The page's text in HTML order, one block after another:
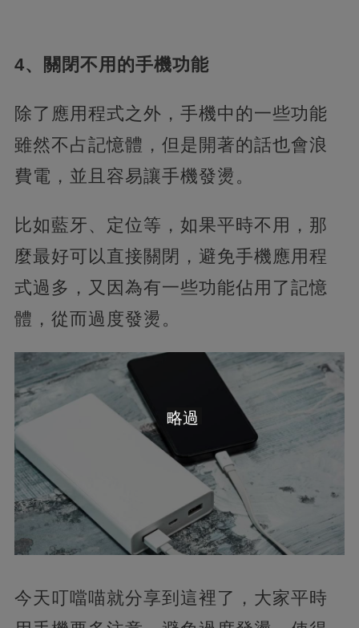
4、關閉不用的手機功能
除了應用程式之外，手機中的一些功能
雖然不占記憶體，但是開著的話也會浪
費電，並且容易讓手機發燙。
比如藍牙、定位等，如果平時不用，那
麼最好可以直接關閉，避免手機應用程
式過多，又因為有一些功能佔用了記憶
體，從而過度發燙。
今天叮噹喵就分享到這裡了，大家平時
略過